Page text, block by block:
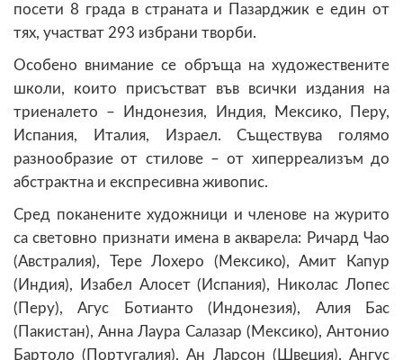
посети 8 града в страната и Пазарджик е един от
тях, участват 293 избрани творби.
Особено внимание се обръща на художествените
школи, които присъстват във всички издания на
триеналето – Индонезия, Индия, Мексико, Перу,
Испания, Италия, Израел. Съществува голямо
разнообразие от стилове – от хиперреализъм до
абстрактна и експресивна живопис.
Сред поканените художници и членове на журито
са световно признати имена в акварела: Ричард Чао
(Австралия), Тере Лохеро (Мексико), Амит Капур
(Индия), Изабел Алосет (Испания), Николас Лопес
(Перу), Агус Ботианто (Индонезия), Алия Бас
(Пакистан), Анна Лаура Салазар (Мексико), Антонио
Бартоло (Португалия), Ан Ларсон (Швеция), Ангус